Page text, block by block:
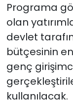
Programa
olan
devlet
bütçesinin
genç
kullanılacak.